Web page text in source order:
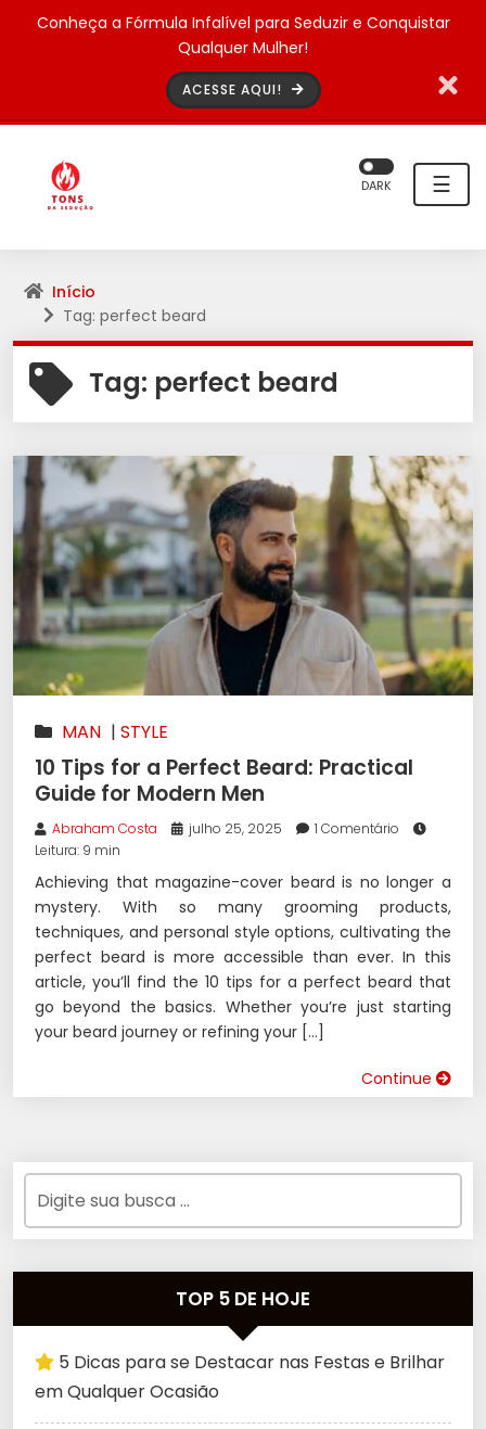
Conheça a Fórmula Infalível para Seduzir e Conquistar
Qualquer Mulher!
ACESSE AQUI!
☰
DARK
Início
Tag: perfect beard
Tag: perfect beard
MAN | STYLE
10 Tips for a Perfect Beard: Practical
Guide for Modern Men
Abraham Costa julho 25, 2025
1 Comentário
Leitura: 9 min
Achieving that magazine-cover beard is no longer a
mystery. With so many grooming products,
techniques, and personal style options, cultivating the
perfect beard is more accessible than ever. In this
article, you’ll find the 10 tips for a perfect beard that
go beyond the basics. Whether you’re just starting
your beard journey or refining your […]
Continue
TOP 5 DE HOJE
5 Dicas para se Destacar nas Festas e Brilhar
em Qualquer Ocasião